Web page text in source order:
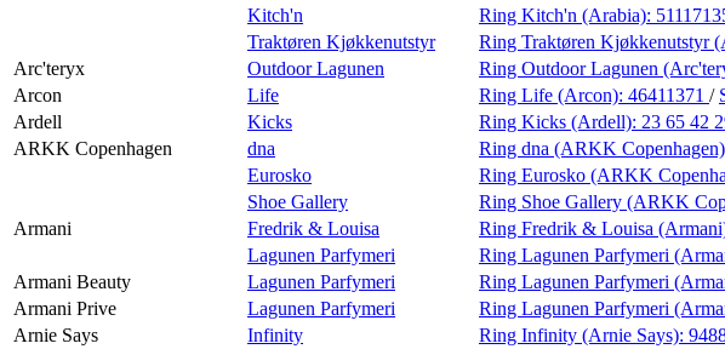
Kitch'n
Ring Kitch'n (Arabia):
Traktøren Kjøkkenutstyr
Ring Traktøren Kjøkkenutstyr
Arc'teryx
Outdoor Lagunen Ring Outdoor Lagunen
Arcon
Life Ring Life (Arcon): 46411371 /
Ardell
Kicks Ring Kicks (Ardell): 23 65 42
ARKK Copenhagen
dna Ring dna (ARKK
Eurosko
Ring Eurosko (ARKK
Shoe Gallery
Ring Shoe Gallery (ARKK
Armani
Fredrik & Louisa Ring Fredrik & Louisa
Lagunen Parfymeri
Ring Lagunen Parfymeri
Armani Beauty
Lagunen Parfymeri Ring Lagunen Parfymeri
Armani Prive
Lagunen Parfymeri Ring Lagunen Parfymeri
Arnie Says
Infinity Ring Infinity (Arnie Says):